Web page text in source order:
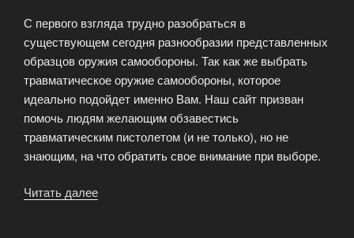
С первого взгляда трудно разобраться в
существующем сегодня разнообразии представленных
образцов оружия самообороны. Так как же выбрать
травматическое оружие самообороны, которое
идеально подойдет именно Вам. Наш сайт призван
помочь людям желающим обзавестись
травматическим пистолетом (и не только), но не
знающим, на что обратить свое внимание при выборе.
Читать далее